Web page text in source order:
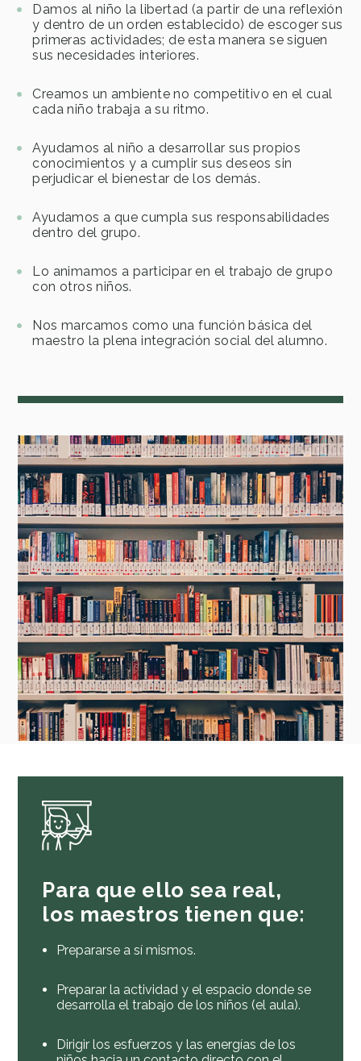
Damos al niño la libertad (a partir de una reflexión
y dentro de un orden establecido) de escoger sus
primeras actividades; de esta manera se siguen
sus necesidades interiores.
Creamos un ambiente no competitivo en el cual
cada niño trabaja a su ritmo.
Ayudamos al niño a desarrollar sus propios
conocimientos y a cumplir sus deseos sin
perjudicar el bienestar de los demás.
Ayudamos a que cumpla sus responsabilidades
dentro del grupo.
Lo animamos a participar en el trabajo de grupo
con otros niños.
Nos marcamos como una función básica del
maestro la plena integración social del alumno.
Para que ello sea real,
los maestros tienen que:
Prepararse a sí mismos.
Preparar la actividad y el espacio donde se
desarrolla el trabajo de los niños (el aula).
Dirigir los esfuerzos y las energías de los